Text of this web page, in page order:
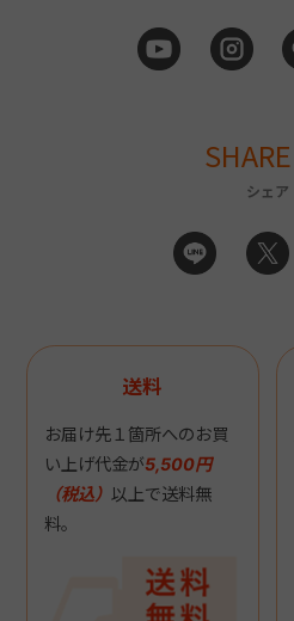
SHARE
シェア
送料
お届け先１箇所へのお買
い上げ代金が5,500円
（税込） 以上で送料無
料。